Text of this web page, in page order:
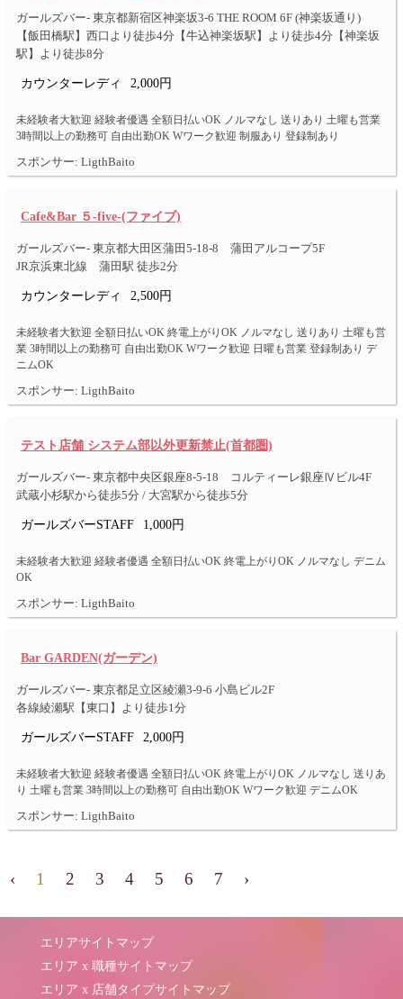
ガールズバー- 東京都新宿区神楽坂3-6 THE ROOM 6F (神楽坂通り)
【飯田橋駅】西口より徒歩4分【牛込神楽坂駅】より徒歩4分【神楽坂
駅】より徒歩8分
カウンターレディ 2,000円
未経験者大歓迎 経験者優遇 全額日払いOK ノルマなし 送りあり 土曜も営業
3時間以上の勤務可 自由出勤OK Wワーク歓迎 制服あり 登録制あり
スポンサー: LigthBaito
Cafe&Bar ５-five-(ファイブ)
ガールズバー- 東京都大田区蒲田5-18-8 蒲田アルコープ5F
JR京浜東北線 蒲田駅 徒歩2分
カウンターレディ 2,500円
未経験者大歓迎 全額日払いOK 終電上がりOK ノルマなし 送りあり 土曜も営
業 3時間以上の勤務可 自由出勤OK Wワーク歓迎 日曜も営業 登録制あり デ
ニムOK
スポンサー: LigthBaito
テスト店舗 システム部以外更新禁止(首都圏)
ガールズバー- 東京都中央区銀座8-5-18 コルティーレ銀座Ⅳビル4F
武蔵小杉駅から徒歩5分 / 大宮駅から徒歩5分
ガールズバーSTAFF 1,000円
未経験者大歓迎 経験者優遇 全額日払いOK 終電上がりOK ノルマなし デニム
OK
スポンサー: LigthBaito
Bar GARDEN(ガーデン)
ガールズバー- 東京都足立区綾瀬3-9-6 小島ビル2F
各線綾瀬駅【東口】より徒歩1分
ガールズバーSTAFF 2,000円
未経験者大歓迎 経験者優遇 全額日払いOK 終電上がりOK ノルマなし 送りあ
り 土曜も営業 3時間以上の勤務可 自由出勤OK Wワーク歓迎 デニムOK
スポンサー: LigthBaito
‹ 1 2 3 4 5 6 7 ›
エリアサイトマップ
エリア x 職種サイトマップ
エリア x 店舗タイプサイトマップ